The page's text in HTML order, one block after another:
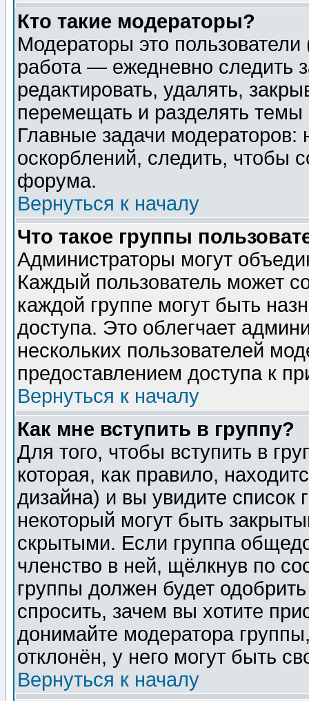
Кто такие модераторы?
Модераторы это
работа — ежедневно следить
редактировать, удалять,
перемещать и разделять
Главные задачи
оскорблений, следить, чтобы
форума.
Вернуться к началу
Что такое группы
Администраторы могут
Каждый пользователь может
каждой группе могут быть
доступа. Это облегчает
нескольких пользователей
предоставлением доступа к
Вернуться к началу
Как мне вступить в группу?
Для того, чтобы вступить в
которая, как правило,
дизайна) и вы увидите список
некоторый могут быть
скрытыми. Если группа
членство в ней, щёлкнув по
группы должен будет
спросить, зачем вы хотите
донимайте модератора
отклонён, у него могут быть
Вернуться к началу